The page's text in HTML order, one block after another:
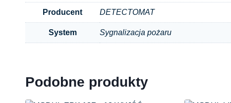
Producent DETECTOMAT
System Sygnalizacja pożaru
Podobne produkty